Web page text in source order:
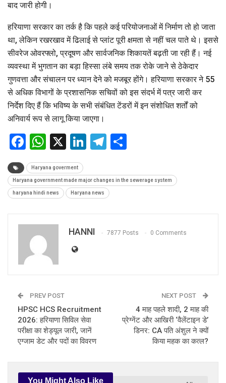
बाद जारी होगी।
हरियाणा सरकार का तर्क है कि पहले कई परियोजनाओं में निर्माण तो हो जाता
था, लेकिन रखरखाव में ढिलाई से प्लांट पूरी क्षमता से नहीं चल पाते थे। इससे
सीवरेज ओवरफ्लो, प्रदूषण और सार्वजनिक शिकायतें बढ़ती जा रही हैं। नई
व्यवस्था में भुगतान का बड़ा हिस्सा लंबे समय तक रोके जाने से ठेकेदार
गुणवत्ता और संचालन पर ध्यान देने को मजबूर होंगे। हरियाणा सरकार ने 55
से अधिक विभागों के प्रशासनिक सचिवों को इस संदर्भ में पत्र जारी कर
निर्देश दिए हैं कि भविष्य के सभी संबंधित टेंडरों में इन संशोधित शर्तों को
अनिवार्य रूप से लागू किया जाएगा।
Facebook
WhatsApp
X LinkedIn
Telegram
Haryana goverment
Haryana government made major changes in the sewerage system
haryana hindi news Haryana news
HANNI 7877 Posts 0 Comments
PREV POST
HPSC HCS Recruitment
2026: हरियाणा सिविल सेवा
परीक्षा का शेड्यूल जारी, जानें
एग्जाम डेट और पदों का विवरण
NEXT POST
4 माह पहले शादी, 2 माह की
प्रेग्नेंट और आखिरी ‘वैलेंटाइन डे’
डिनर: CA पति अंशुल ने क्यों
किया महक का कत्ल?
You Might Also Like